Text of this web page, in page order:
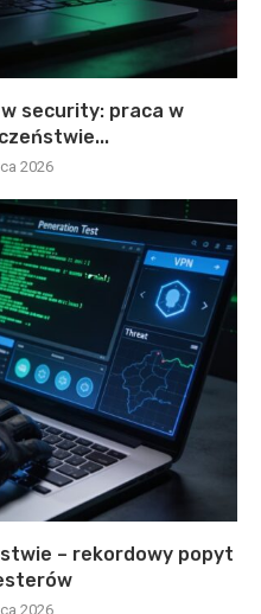
security: praca w
2026
– rekordowy popyt
2026